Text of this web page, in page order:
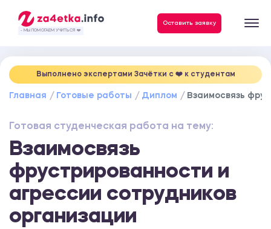
- МЫ ПОМОГАЕМ УЧИТЬСЯ ❤️
Оставить заявку
Выполнено экспертами Зачётки c ❤️ к студентам
Главная Готовые работы Диплом Взаимосвязь
Готовая студенческая работа на тему:
Взаимосвязь
фрустрированности и
агрессии сотрудников
организации